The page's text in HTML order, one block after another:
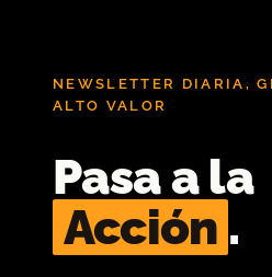
NEWSLETTER DIARIA,
ALTO VALOR
Pasa a la
Acción .